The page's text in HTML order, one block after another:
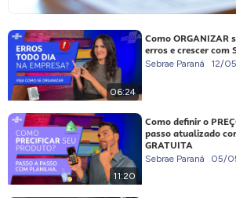
06:24
Como ORGANIZAR
erros e crescer com
Sebrae Paraná 12/
11:20
Como definir o
passo atualizado
GRATUITA
Sebrae Paraná 05/